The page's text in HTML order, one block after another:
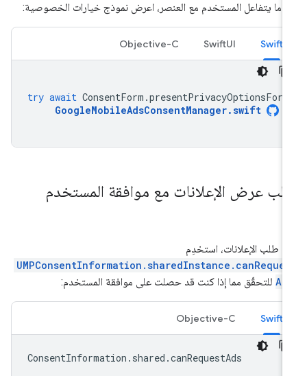
يتفاعل المستخدم مع العنصر، اعرض نموذج خيارات الخصوصية:
Swift
SwiftUI
Objective-C
try await ConsentForm.presentPrivacyOptionsForm
GoogleMobileAdsConsentManager.swift
عرض الإعلانات مع موافقة المستخدم
طلب الإعلانات، استخدِم
للتحقّق مما إذا كنت قد حصلت على موافقة المستخدم:
Swift
Objective-C
ConsentInformation.shared.canRequestAds